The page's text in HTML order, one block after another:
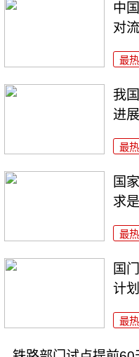
中
对
最热
我
进展
最热
国
求
最热
国
计
最热